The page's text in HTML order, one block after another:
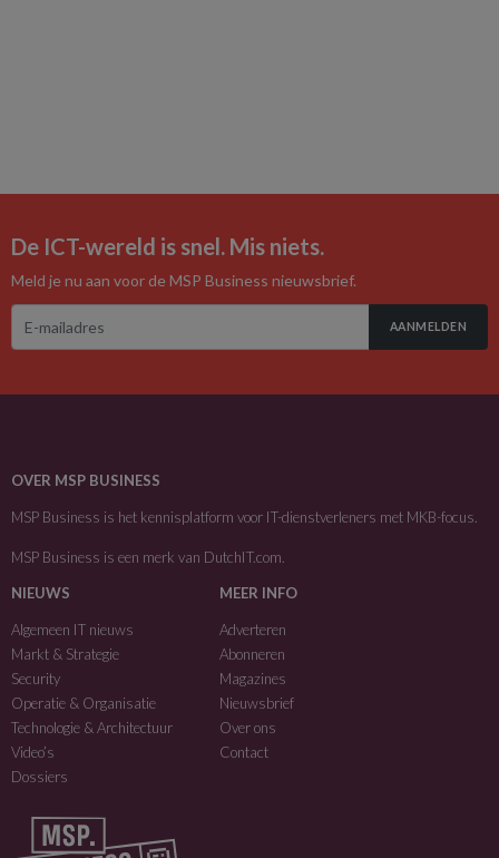
De ICT-wereld is snel. Mis niets.
Meld je nu aan voor de MSP Business nieuwsbrief.
AANMELDEN
OVER MSP BUSINESS
MSP Business is het kennisplatform voor IT-dienstverleners met MKB-focus.
MSP Business is een merk van DutchIT.com.
NIEUWS
Algemeen IT nieuws
Markt & Strategie
Security
Operatie & Organisatie
Technologie & Architectuur
Video’s
Dossiers
MEER INFO
Adverteren
Abonneren
Magazines
Nieuwsbrief
Over ons
Contact